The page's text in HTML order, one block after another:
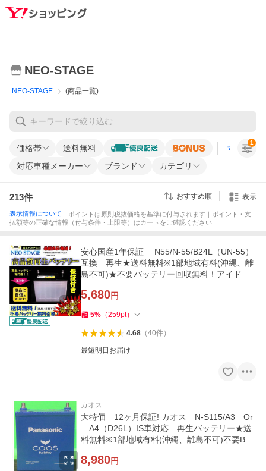
NEO-STAGE
NEO-STAGE (商品一覧)
価格帯 送料無料 すべての条
対応車種メーカー ブランド カテゴリ
1
213件 おすすめ順 表示
表示情報について ｜ポイントは原則税抜価格を基準に付与されます｜ポイント・支
払額等の正確な情報（付与条件・上限等）はカートをご確認ください
安心国産1年保証 N55/N-55/B24L（UN-55）
互換 再生★送料無料※1部地域有料(沖縄、離
島不可)★不要バッテリー回収無料！アイドリ
5,680円
5% （259pt）
4.68（40件）
最短明日お届け
カオス
大特価 12ヶ月保証! カオス N-S115/A3 Or
A4（D26L）IS車対応 再生バッテリー★送
料無料※1部地域有料(沖縄、離島不可)不要BT
8,980円